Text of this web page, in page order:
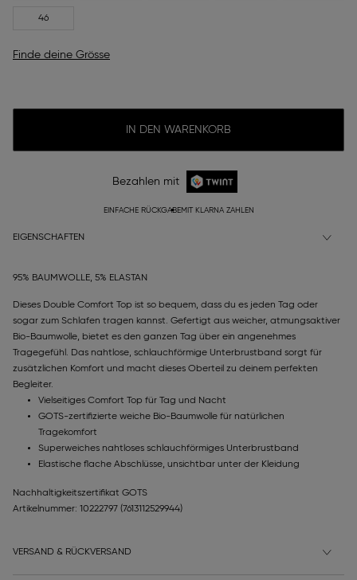
46
Finde deine Grösse
IN DEN WARENKORB
Bezahlen mit
EINFACHE RÜCKGABEMIT KLARNA ZAHLEN
EIGENSCHAFTEN
95% BAUMWOLLE, 5% ELASTAN
Dieses Double Comfort Top ist so bequem, dass du es jeden Tag oder
sogar zum Schlafen tragen kannst. Gefertigt aus weicher, atmungsaktiver
Bio-Baumwolle, bietet es den ganzen Tag über ein angenehmes
Tragegefühl. Das nahtlose, schlauchförmige Unterbrustband sorgt für
zusätzlichen Komfort und macht dieses Oberteil zu deinem perfekten
Begleiter.
Vielseitiges Comfort Top für Tag und Nacht
GOTS-zertifizierte weiche Bio-Baumwolle für natürlichen
Tragekomfort
Superweiches nahtloses schlauchförmiges Unterbrustband
Elastische flache Abschlüsse, unsichtbar unter der Kleidung
Nachhaltigkeitszertifikat GOTS
Artikelnummer: 10222797 (7613112529944)
VERSAND & RÜCKVERSAND